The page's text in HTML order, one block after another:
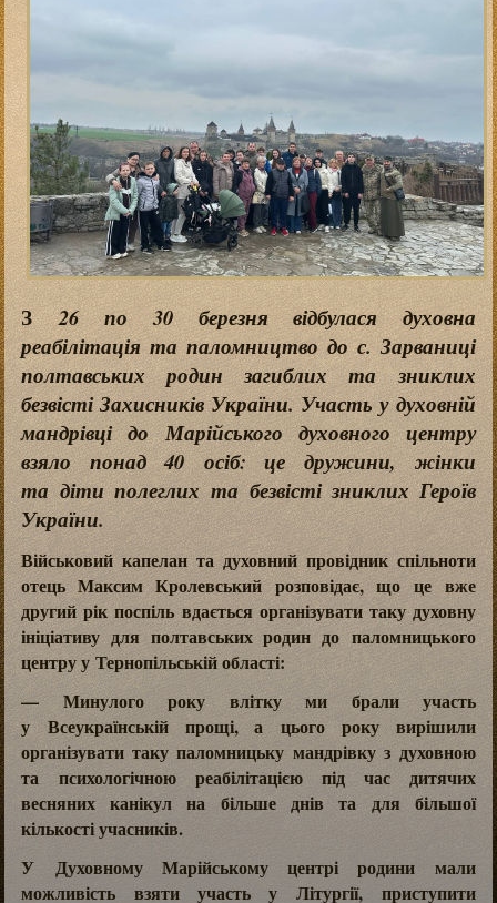
З26 по 30 березня відбулася духовна
реабілітація та паломництво до с. Зарваниці
полтавських родин загиблих та зниклих
безвісті Захисників України. Участь у духовній
мандрівці до Марійського духовного центру
взяло понад 40 осіб: це дружини, жінки
та діти полеглих та безвісті зниклих Героїв
України.
Військовий капелан та духовний провідник спільноти
отець Максим Кролевський розповідає, що це вже
другий рік поспіль вдається організувати таку духовну
ініціативу для полтавських родин до паломницького
центру у Тернопільській області:
— Минулого року влітку ми брали участь
у Всеукраїнській прощі, а цього року вирішили
організувати таку паломницьку мандрівку з духовною
та психологічною реабілітацією під час дитячих
весняних канікул на більше днів та для більшої
кількості учасників.
У Духовному Марійському центрі родини мали
можливість взяти участь у Літургії, приступити